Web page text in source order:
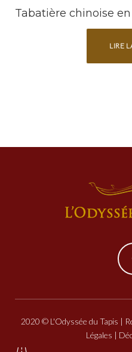
LIRE
2020 © L'Odyssée du Tapis |
Légales |